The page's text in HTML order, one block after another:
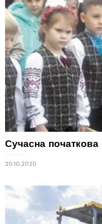
Сучасна початкова
20.10.2020